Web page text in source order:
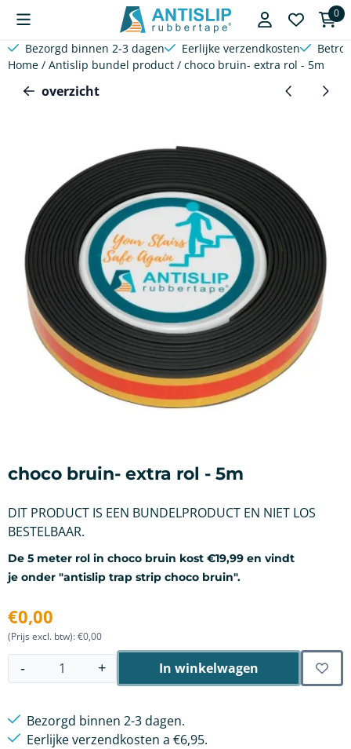
Cookievoorkeuren zijn beschikbaar. Kies instellingen of sta
0
Bezorgd binnen 2-3 dagen Eerlijke verzendkosten
Home / Antislip bundel product / choco bruin- extra rol - 5m
overzicht
choco bruin- extra rol - 5m
DIT PRODUCT IS EEN BUNDELPRODUCT EN NIET LOS
BESTELBAAR.
De 5 meter rol in choco bruin kost €19,99 en vindt
je onder "antislip trap strip choco bruin".
€0,00
(Prijs excl. btw):€0,00
Aantal +
- In winkelwagen
Bezorgd binnen 2-3 dagen.
Eerlijke verzendkosten a €6,95.